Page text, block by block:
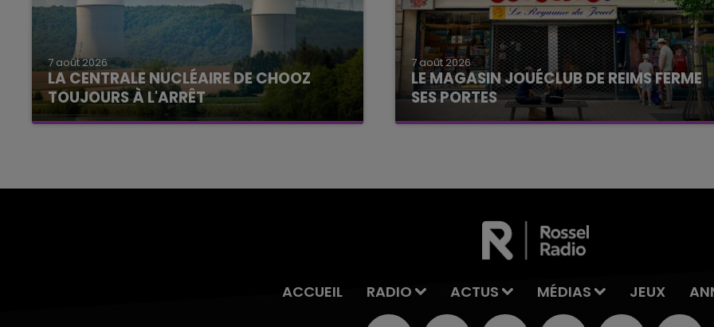
7 août 2026
LA CENTRALE NUCLÉAIRE DE CHOOZ
TOUJOURS À L'ARRÊT
Cela fait déjà une semaine que la centrale
7 août 2026
LE MAGASIN JOUÉCLUB DE REIMS FERME
SES PORTES
C'était l'une des institutions du centre-ville
ACCUEIL RADIO ACTUS MÉDIAS JEUX